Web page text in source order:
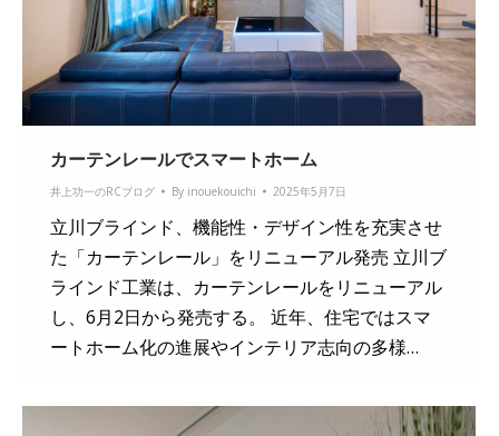
カーテンレールでスマートホーム
井上功一のRCブログ By inouekouichi 2025年5月7日
立川ブラインド、機能性・デザイン性を充実させ
た「カーテンレール」をリニューアル発売 立川ブ
ラインド工業は、カーテンレールをリニューアル
し、6月2日から発売する。 近年、住宅ではスマ
ートホーム化の進展やインテリア志向の多様…